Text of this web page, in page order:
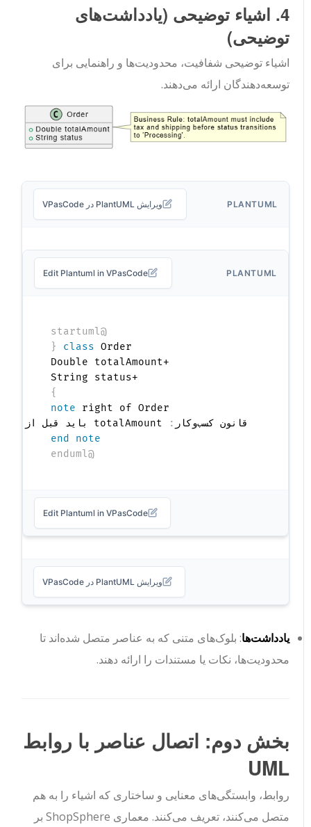
4. اشیاء توضیحی (یادداشت‌های
توضیحی)
اشیاء توضیحی شفافیت، محدودیت‌ها و راهنمایی برای
توسعه‌دهندگان ارائه می‌دهند.
PLANTUML ویرایش PlantUML در VPasCode
PLANTUML
Edit Plantuml in VPasCode
class Order
{
  +Double totalAmount
note
right of Order
  قانون کسب‌وکار
: totalAmount باید قبل از انتقال وضعیت به 'در حال پردازش' شامل مالیات و هزینه ارسال باشد.
end note
Edit Plantuml in VPasCode
ویرایش PlantUML در VPasCode
یادداشت‌ها: بلوک‌های متنی که به عناصر متصل شده‌اند تا
محدودیت‌ها، نکات یا مستندات را ارائه دهند.
بخش دوم: اتصال عناصر با روابط
UML
روابط، وابستگی‌های معنایی و ساختاری که اشیاء را به هم
متصل می‌کنند، تعریف می‌کنند. معماری ShopSphere بر